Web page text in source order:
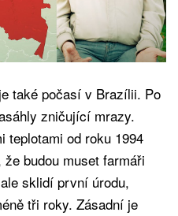
také počasí v Brazílii. Po
zničující mrazy.
teplotami od roku 1994
budou muset farmáři
sklidí první úrodu,
tři roky. Zásadní je